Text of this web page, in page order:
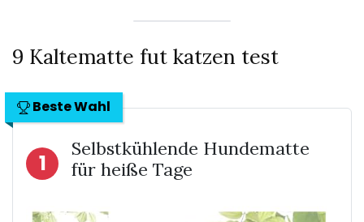
9 Kaltematte fut katzen test
Beste Wahl
1
Selbstkühlende Hundematte
für heiße Tage